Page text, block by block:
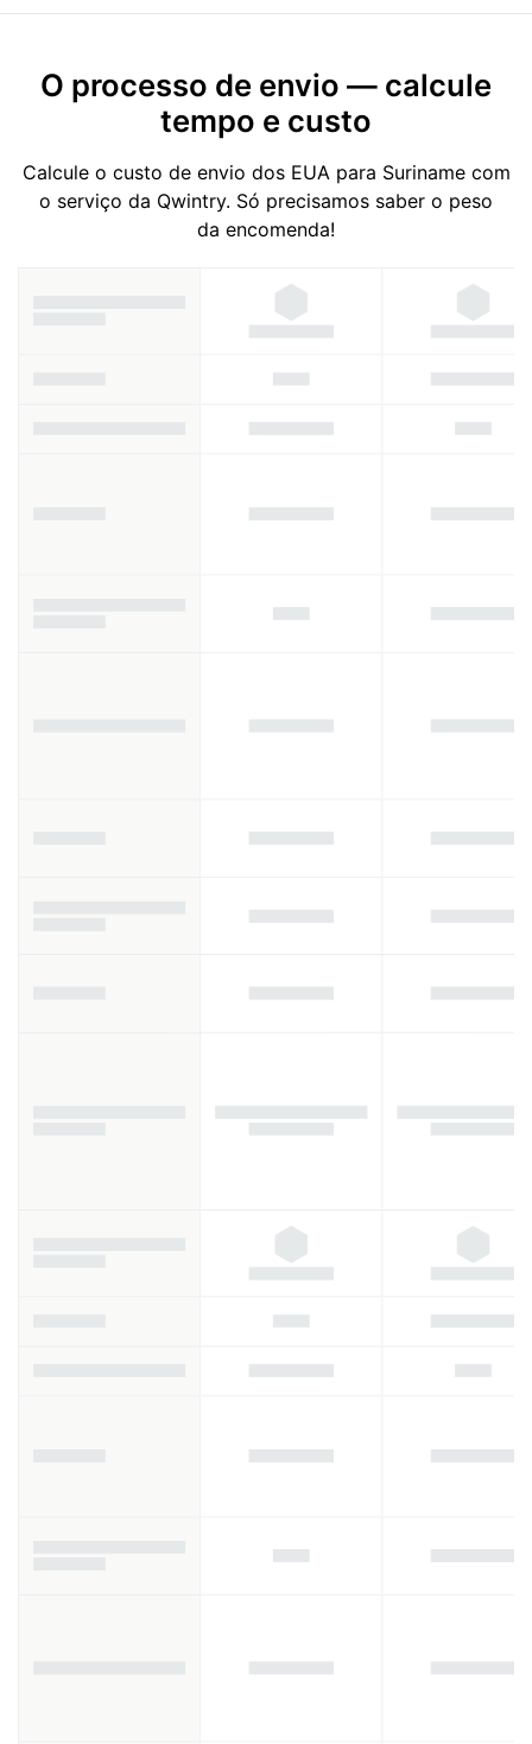
O processo de envio — calcule
tempo e custo
Calcule o custo de envio dos EUA para Suriname com
o serviço da Qwintry. Só precisamos saber o peso
da encomenda!